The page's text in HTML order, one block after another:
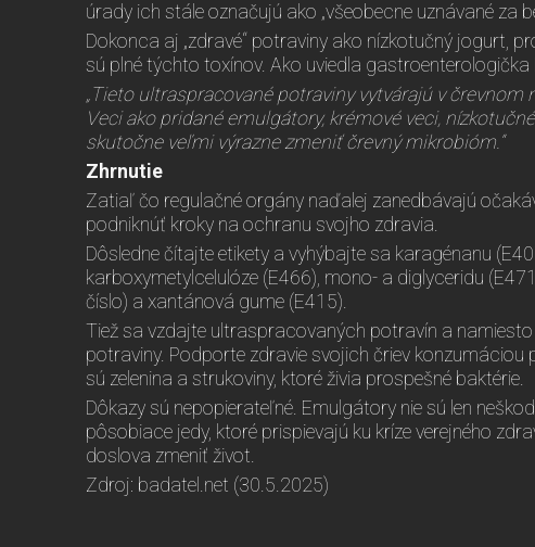
úrady ich stále označujú ako „všeobecne uznávané za
Dokonca aj „zdravé“ potraviny ako nízkotučný jogurt,
sú plné týchto toxínov. Ako uviedla gastroenterologička
„Tieto ultraspracované potraviny vytvárajú v
Veci ako pridané emulgátory, krémové veci,
skutočne veľmi výrazne zmeniť črevný mikrobióm.“
Zhrnutie
Zatiaľ čo regulačné orgány naďalej zanedbávajú
podniknúť kroky na ochranu svojho zdravia.
Dôsledne čítajte etikety a vyhýbajte sa karagénanu
karboxymetylcelulóze (E466), mono- a diglyceridu
číslo) a xantánová gume (E415).
Tiež sa vzdajte ultraspracovaných potravín a
potraviny. Podporte zdravie svojich čriev konzumáciou
sú zelenina a strukoviny, ktoré živia prospešné baktérie.
Dôkazy sú nepopierateľné. Emulgátory nie sú len
pôsobiace jedy, ktoré prispievajú ku kríze verejného
doslova zmeniť život.
Zdroj: badatel.net (30.5.2025)